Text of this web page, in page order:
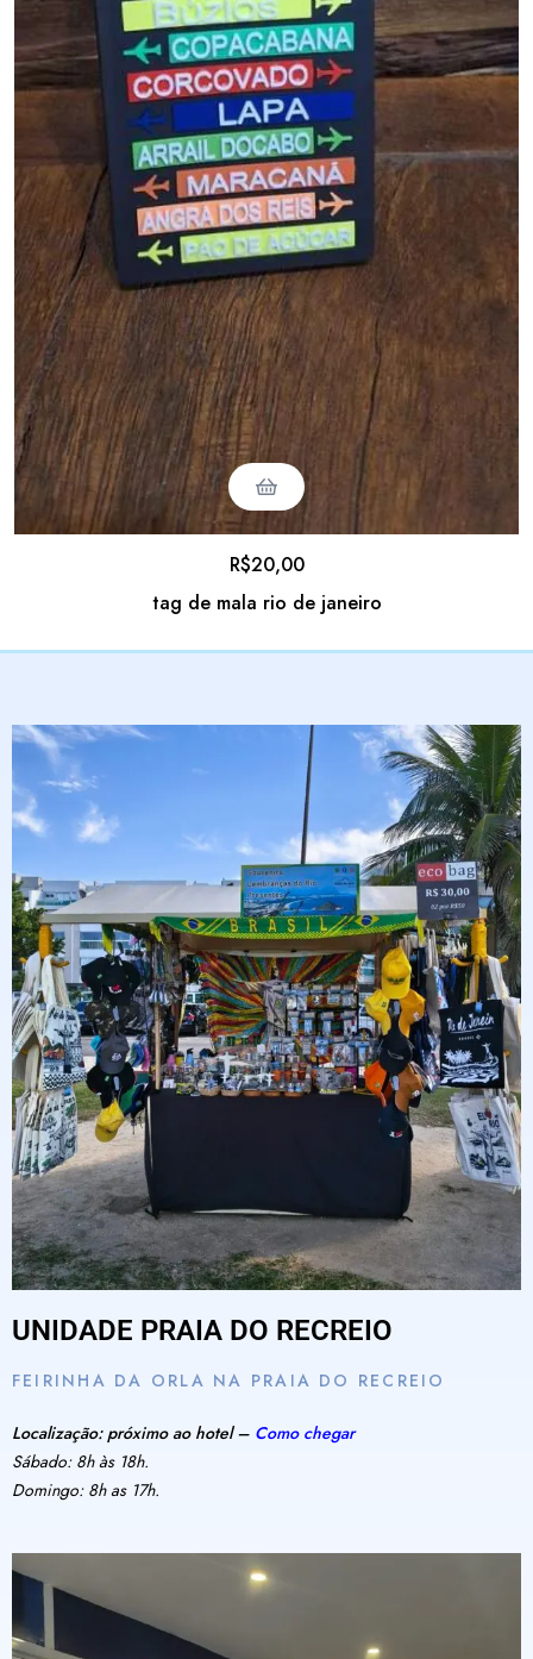
tag de mala rio de janeiro
R$20,00
UNIDADE PRAIA DO RECREIO
FEIRINHA DA ORLA NA PRAIA DO RECREIO
Localização: próximo ao hotel – Como chegar
Sábado: 8h às 18h.
Domingo: 8h as 17h.